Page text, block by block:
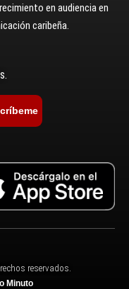
en audiencia en
caribeña.
reservados.
Minuto